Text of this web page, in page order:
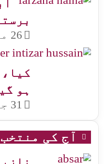
26 مئی, 2020
ہو
31 جولائی, 2026
آج کی